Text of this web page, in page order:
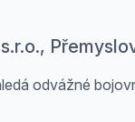
odvážné